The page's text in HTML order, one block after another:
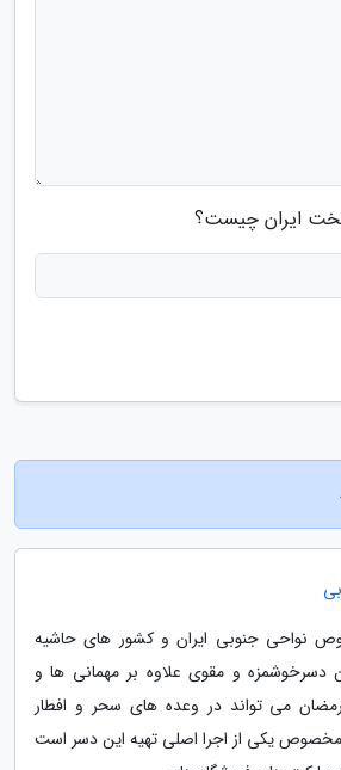
ایران چیست؟
نواحی جنوبی ایران و کشور های حاشیه
و مقوی علاوه بر مهمانی ها و
می تواند در وعده های سحر و افطار
یکی از اجرا اصلی تهیه این دسر است